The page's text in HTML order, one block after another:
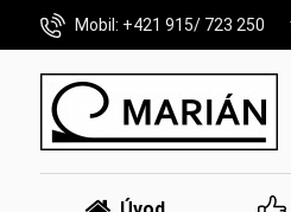
Mobil: +421 915/ 723 250